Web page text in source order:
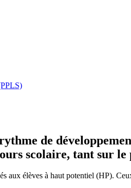
de
scolaire, tant sur le
aux élèves à haut potentiel (HP).